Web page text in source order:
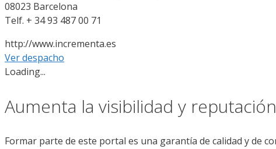
08023 Barcelona
Telf. + 34 93 487 00 71
http://www.incrementa.es
Ver despacho
Loading...
Aumenta la visibilidad y
Formar parte de este portal es una garantía de calidad y de